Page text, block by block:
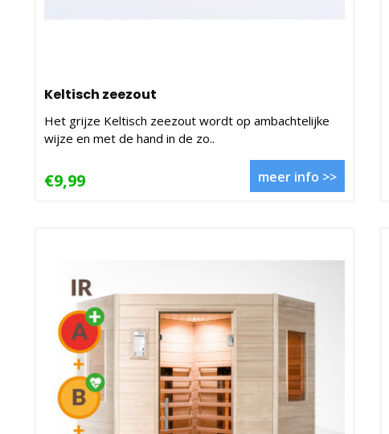
Keltisch zeezout
Het grijze Keltisch zeezout wordt op ambachtelijke
wijze en met de hand in de zo..
€9,99 meer info >>